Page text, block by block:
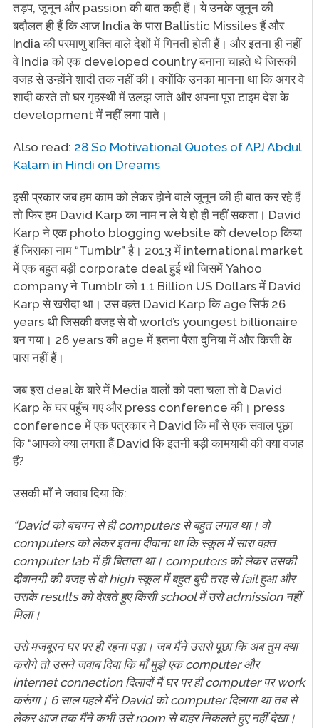
तड़प, जूनून और passion की बात कही हैं। ये उनके जूनून की
बदौलत ही हैं कि आज India के पास Ballistic Missiles हैं और
India की परमाणु शक्ति वाले देशों में गिनती होती हैं। और इतना ही नहीं
वे India को एक developed country बनाना चाहते थे जिसकी
वजह से उन्होंने शादी तक नहीं की। क्योंकि उनका मानना था कि अगर वे
शादी करते तो घर गृहस्थी में उलझ जाते और अपना पूरा टाइम देश के
development में नहीं लगा पाते।
Also read: 28 So Motivational Quotes of APJ Abdul
Kalam in Hindi on Dreams
इसी प्रकार जब हम काम को लेकर होने वाले जूनून की ही बात कर रहे हैं
तो फिर हम David Karp का नाम न ले ये हो ही नहीं सकता। David
Karp ने एक photo blogging website को develop किया
हैं जिसका नाम “Tumblr” है। 2013 में international market
में एक बहुत बड़ी corporate deal हुई थी जिसमें Yahoo
company ने Tumblr को 1.1 Billion US Dollars में David
Karp से खरीदा था। उस वक़्त David Karp कि age सिर्फ 26
years थी जिसकी वजह से वो world’s youngest billionaire
बन गया। 26 years की age में इतना पैसा दुनिया में और किसी के
पास नहीं हैं।
जब इस deal के बारे में Media वालों को पता चला तो वे David
Karp के घर पहुँच गए और press conference की। press
conference में एक पत्रकार ने David कि माँ से एक सवाल पूछा
कि “आपको क्या लगता हैं David कि इतनी बड़ी कामयाबी की क्या वजह
हैं?
उसकी माँ ने जवाब दिया कि:
“David को बचपन से ही computers से बहुत लगाव था। वो
computers को लेकर इतना दीवाना था कि स्कूल में सारा वक़्त
computer lab में ही बिताता था। computers को लेकर उसकी
दीवानगी की वजह से वो high स्कूल में बहुत बुरी तरह से fail हुआ और
उसके results को देखते हुए किसी school में उसे admission नहीं
मिला।
उसे मजबूरन घर पर ही रहना पड़ा। जब मैंने उससे पूछा कि अब तुम क्या
करोगे तो उसने जवाब दिया कि माँ मुझे एक computer और
internet connection दिलादों मैं घर पर ही computer पर work
करूंगा। 6 साल पहले मैंने David को computer दिलाया था तब से
लेकर आज तक मैंने कभी उसे room से बाहर निकलते हुए नहीं देखा।